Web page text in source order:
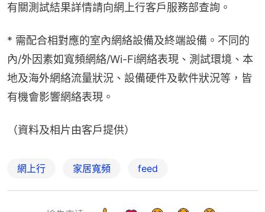
有關測試結果詳情請向網上行客戶服務部查詢。
* 需配合相對應的室內網絡設備及終端設備。不同的
內/外因素如寬頻網絡/Wi-Fi網絡表現、測試環境、本
地及海外網絡流量狀況、設備硬件及軟件狀況等，皆
有機會影響網絡表現。
（資料及相片由客戶提供）
網上行 家居寬頻 feed